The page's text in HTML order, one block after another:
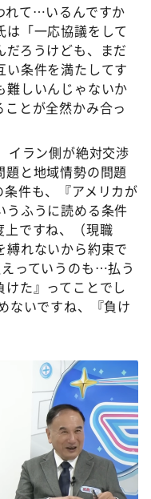
れて…いるんですか
「一応協議をして
ろうけども、まだ
い条件を満たしてす
しいんじゃないか
とが全然かみ合っ
イラン側が絶対交渉
題と地域情勢の問題
件も、『アメリカが
うふうに読める条件
上ですね、（現職
縛れないから約束で
っていうのも…払う
た』ってことでし
ないですね、『負け